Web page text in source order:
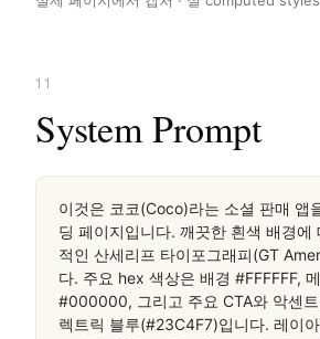
桌面滚动分段（90% viewport 步进，作为视觉证据）
桌面滚动分段（90% viewport 步进，作为视觉证据）
桌面滚动分段（90% viewport 步进，作为视觉证据）
移动首屏
실제 페이지에서 캡처 · 실 computed styles